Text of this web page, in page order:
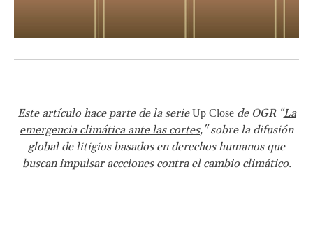
Este artículo hace parte de la serieUp Closede OGR “La
emergencia climática ante las cortes," sobre la difusión
global de litigios basados en derechos humanos que
buscan impulsar accciones contra el cambio climático.